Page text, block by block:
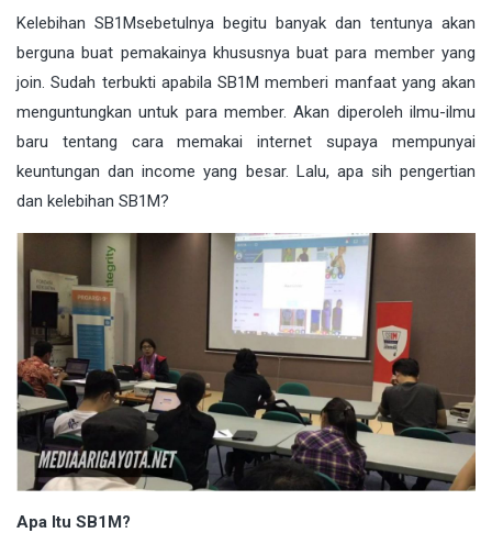
Kelebihan SB1Msebetulnya begitu banyak dan tentunya akan
berguna buat pemakainya khususnya buat para member yang
join. Sudah terbukti apabila SB1M memberi manfaat yang akan
menguntungkan untuk para member. Akan diperoleh ilmu-ilmu
baru tentang cara memakai internet supaya mempunyai
keuntungan dan income yang besar. Lalu, apa sih pengertian
dan kelebihan SB1M?
Apa Itu SB1M?